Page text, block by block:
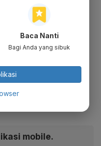
mobile.
Baca Nanti
Bagi Anda yang sibuk